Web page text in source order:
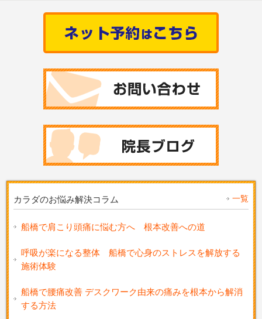
カラダのお悩み解決コラム 一覧
船橋で肩こり頭痛に悩む方へ 根本改善への道
呼吸が楽になる整体 船橋で心身のストレスを解放する
施術体験
船橋で腰痛改善 デスクワーク由来の痛みを根本から解消
する方法